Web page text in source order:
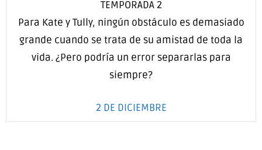
TEMPORADA 2
Para Kate y Tully, ningún obstáculo es demasiado
grande cuando se trata de su amistad de toda la
vida. ¿Pero podría un error separarlas para
siempre?
2 DE DICIEMBRE